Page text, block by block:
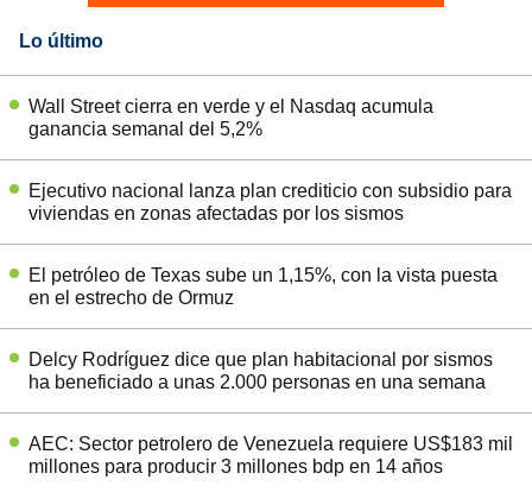
Lo último
Wall Street cierra en verde y el Nasdaq acumula
ganancia semanal del 5,2%
Ejecutivo nacional lanza plan crediticio con subsidio para
viviendas en zonas afectadas por los sismos
El petróleo de Texas sube un 1,15%, con la vista puesta
en el estrecho de Ormuz
Delcy Rodríguez dice que plan habitacional por sismos
ha beneficiado a unas 2.000 personas en una semana
AEC: Sector petrolero de Venezuela requiere US$183 mil
millones para producir 3 millones bdp en 14 años